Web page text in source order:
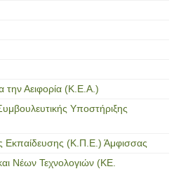
την Αειφορία (Κ.Ε.Α.)
Υποστήριξης
Εκπαίδευσης (Κ.Π.Ε.) Άμφισσας
Νέων Τεχνολογιών (ΚΕ.